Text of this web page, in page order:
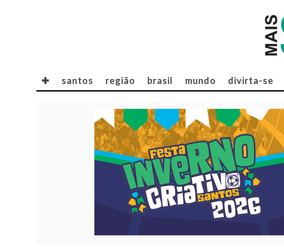
✚ santos região brasil mundo divirta-se